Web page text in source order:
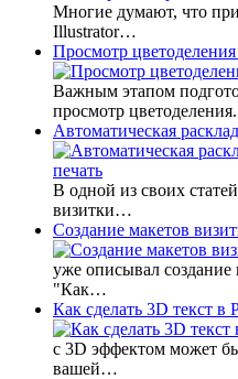
Многие думают, что
Illustrator…
Просмотр
Важным этапом
просмотр
Автоматическая
В одной из своих
визитки…
Создание макетов
уже описывал создание
"Как…
Как сделать 3D текст в
с 3D эффектом может
вашей…